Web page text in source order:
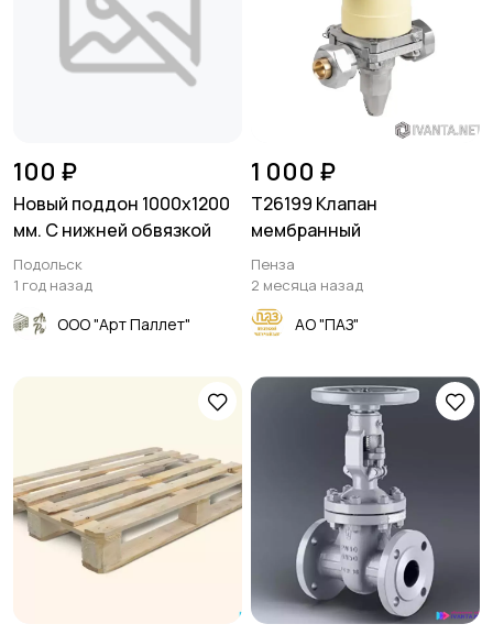
100 ₽
Новый поддон 1000х1200
мм. C нижней обвязкой
Подольск
1 год назад
ООО "Арт Паллет"
1 000 ₽
Т26199 Клапан
мембранный
Пенза
2 месяца назад
АО "ПАЗ"